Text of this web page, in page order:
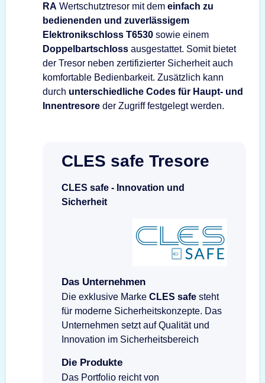
RA Wertschutztresor mit dem einfach zu
bedienenden und zuverlässigem
Elektronikschloss T6530 sowie einem
Doppelbartschloss ausgestattet. Somit bietet
der Tresor neben zertifizierter Sicherheit auch
komfortable Bedienbarkeit. Zusätzlich kann
durch unterschiedliche Codes für Haupt- und
Innentresore der Zugriff festgelegt werden.
CLES safe Tresore
CLES safe - Innovation und
Sicherheit
Das Unternehmen
Die exklusive Marke CLES safe steht
für moderne Sicherheitskonzepte. Das
Unternehmen setzt auf Qualität und
Innovation im Sicherheitsbereich
Die Produkte
Das Portfolio reicht von